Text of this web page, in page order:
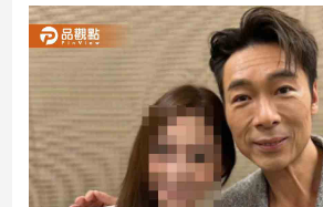
產
經/
房
地
產